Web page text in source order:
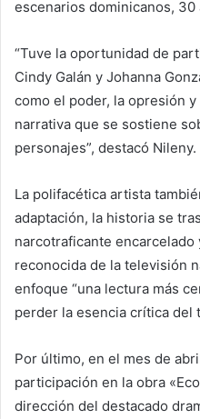
escenarios dominicanos, 30
“Tuve la oportunidad de
Cindy Galán y Johanna
como el poder, la opresión
narrativa que se sostiene
personajes”, destacó Nileny.
La polifacética artista
adaptación, la historia se
narcotraficante encarcelado
reconocida de la televisión
enfoque “una lectura más
perder la esencia crítica del
Por último, en el mes de
participación en la obra
dirección del destacado